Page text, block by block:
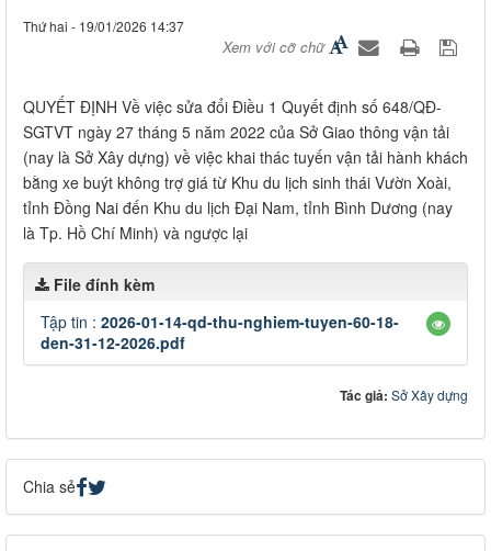
Thứ hai - 19/01/2026 14:37
Xem với cỡ chữ
QUYẾT ĐỊNH Về việc sửa đổi Điều 1 Quyết định số 648/QĐ-
SGTVT ngày 27 tháng 5 năm 2022 của Sở Giao thông vận tải
(nay là Sở Xây dựng) về việc khai thác tuyến vận tải hành khách
bằng xe buýt không trợ giá từ Khu du lịch sinh thái Vườn Xoài,
tỉnh Đồng Nai đến Khu du lịch Đại Nam, tỉnh Bình Dương (nay
là Tp. Hồ Chí Minh) và ngược lại
File đính kèm
Tập tin : 2026-01-14-qd-thu-nghiem-tuyen-60-18-
den-31-12-2026.pdf
Tác giả: Sở Xây dựng
Chia sẻ